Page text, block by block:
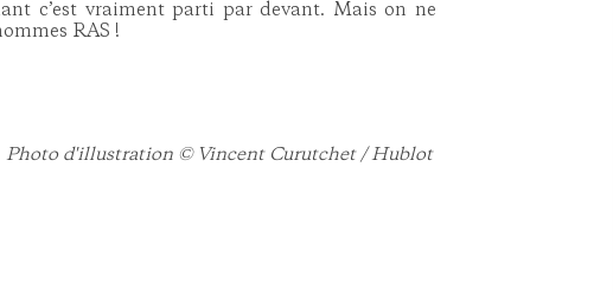
c’est vraiment parti par devant. Mais on ne
RAS !
Photo d'illustration © Vincent Curutchet / Hublot